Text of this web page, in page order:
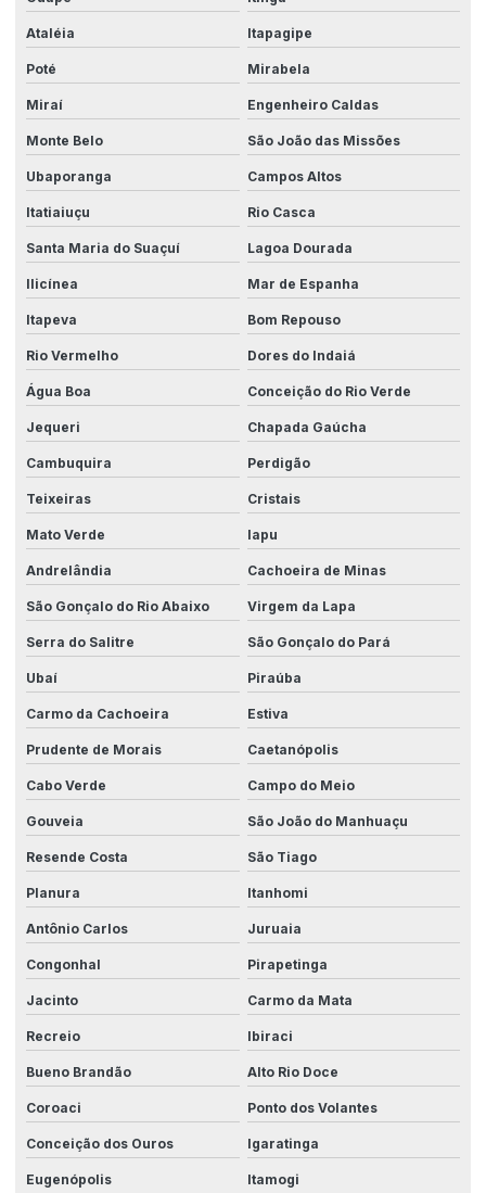
Ataléia Itapagipe
Poté Mirabela
Miraí Engenheiro Caldas
Monte Belo São João das Missões
Ubaporanga Campos Altos
Itatiaiuçu Rio Casca
Santa Maria do Suaçuí Lagoa Dourada
Ilicínea Mar de Espanha
Itapeva Bom Repouso
Rio Vermelho Dores do Indaiá
Água Boa Conceição do Rio Verde
Jequeri Chapada Gaúcha
Cambuquira Perdigão
Teixeiras Cristais
Mato Verde Iapu
Andrelândia Cachoeira de Minas
São Gonçalo do Rio Abaixo Virgem da Lapa
Serra do Salitre São Gonçalo do Pará
Ubaí Piraúba
Carmo da Cachoeira Estiva
Prudente de Morais Caetanópolis
Cabo Verde Campo do Meio
Gouveia São João do Manhuaçu
Resende Costa São Tiago
Planura Itanhomi
Antônio Carlos Juruaia
Congonhal Pirapetinga
Jacinto Carmo da Mata
Recreio Ibiraci
Bueno Brandão Alto Rio Doce
Coroaci Ponto dos Volantes
Conceição dos Ouros Igaratinga
Eugenópolis Itamogi